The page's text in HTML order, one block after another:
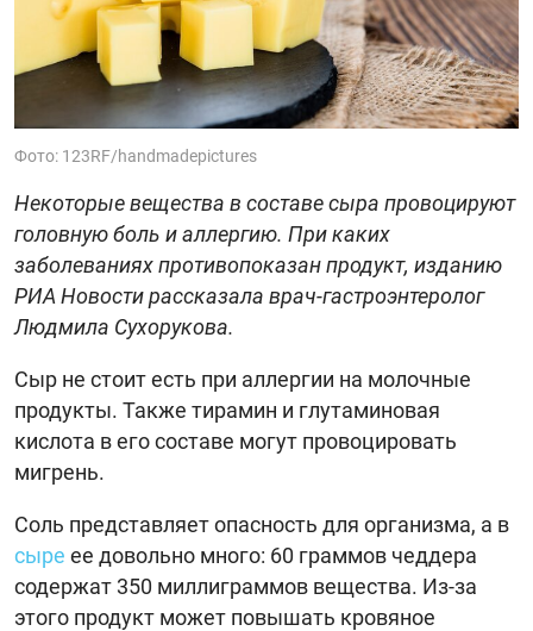
Фото: 123RF/handmadepictures
Некоторые вещества в составе сыра провоцируют
головную боль и аллергию. При каких
заболеваниях противопоказан продукт, изданию
РИА Новости рассказала врач-гастроэнтеролог
Людмила Сухорукова.
Сыр не стоит есть при аллергии на молочные
продукты. Также тирамин и глутаминовая
кислота в его составе могут провоцировать
мигрень.
Соль представляет опасность для организма, а в
сыре ее довольно много: 60 граммов чеддера
содержат 350 миллиграммов вещества. Из-за
этого продукт может повышать кровяное